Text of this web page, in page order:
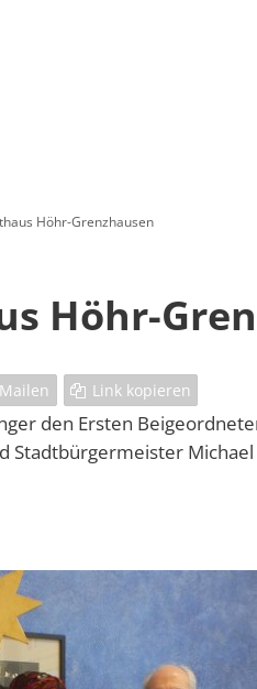
Höhr-Grenzhausen
Höhr-
Mailen Link kopieren
den Ersten
Stadtbürgermeister Michael